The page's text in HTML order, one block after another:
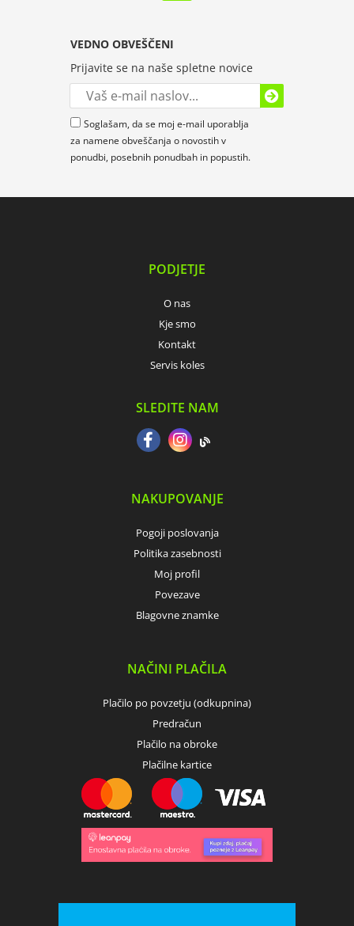
VEDNO OBVEŠČENI
Prijavite se na naše spletne novice
Soglašam, da se moj e-mail uporablja
za namene obveščanja o novostih v
ponudbi, posebnih ponudbah in popustih.
PODJETJE
O nas
Kje smo
Kontakt
Servis koles
SLEDITE NAM
NAKUPOVANJE
Pogoji poslovanja
Politika zasebnosti
Moj profil
Povezave
Blagovne znamke
NAČINI PLAČILA
Plačilo po povzetju (odkupnina)
Predračun
Plačilo na obroke
Plačilne kartice